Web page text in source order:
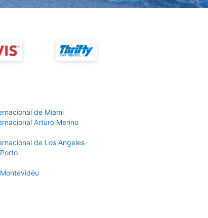
de Miami
Arturo Merino
de Los Angeles